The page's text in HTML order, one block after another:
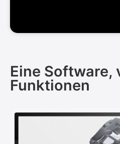
Eine Software,
Funktionen